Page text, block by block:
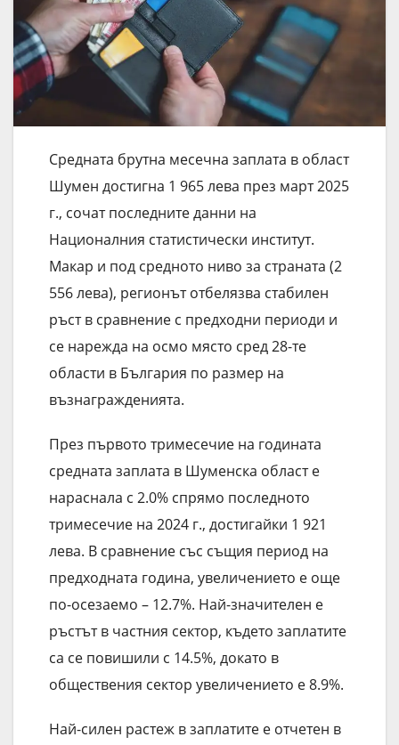
Средната брутна месечна заплата в област
Шумен достигна 1 965 лева през март 2025
г., сочат последните данни на
Националния статистически институт.
Макар и под средното ниво за страната (2
556 лева), регионът отбелязва стабилен
ръст в сравнение с предходни периоди и
се нарежда на осмо място сред 28-те
области в България по размер на
възнагражденията.
През първото тримесечие на годината
средната заплата в Шуменска област е
нараснала с 2.0% спрямо последното
тримесечие на 2024 г., достигайки 1 921
лева. В сравнение със същия период на
предходната година, увеличението е още
по-осезаемо – 12.7%. Най-значителен е
ръстът в частния сектор, където заплатите
са се повишили с 14.5%, докато в
обществения сектор увеличението е 8.9%.
Най-силен растеж в заплатите е отчетен в